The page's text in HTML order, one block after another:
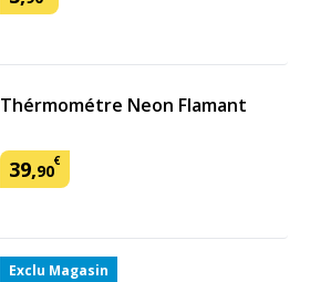
Thérmométre Neon Flamant
39,90€
Exclu Magasin